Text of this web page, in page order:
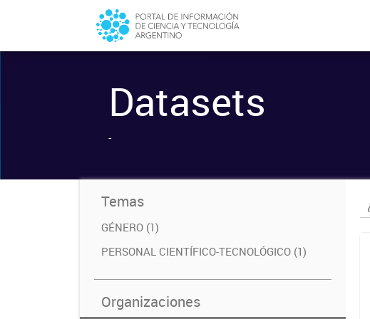
Datasets
-
Temas
GÉNERO (1)
PERSONAL CIENTÍFICO-TECNOLÓGICO (1)
Organizaciones